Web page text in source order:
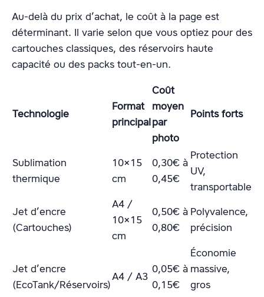
Au-delà du prix d’achat, le coût à la page est
déterminant. Il varie selon que vous optiez pour des
cartouches classiques, des réservoirs haute
capacité ou des packs tout-en-un.
Technologie
Format
principal
Coût
moyen
par
photo
Points forts
Sublimation
thermique
10×15
cm
0,30€ à
0,45€
Protection
UV,
transportable
Jet d’encre
(Cartouches)
A4 /
10×15
cm
0,50€ à
0,80€
Polyvalence,
précision
Jet d’encre
(EcoTank/Réservoirs)
A4 / A3
0,05€ à
0,15€
Économie
massive,
gros